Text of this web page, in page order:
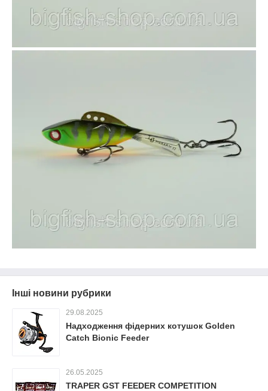
Інші новини рубрики
29.08.2025
Надходження фідерних котушок Golden
Catch Bionic Feeder
26.05.2025
TRAPER GST FEEDER COMPETITION